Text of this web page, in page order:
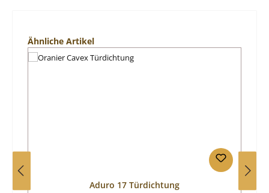
Produktgalerie überspringen
Ähnliche Artikel
Aduro 17 Türdichtung